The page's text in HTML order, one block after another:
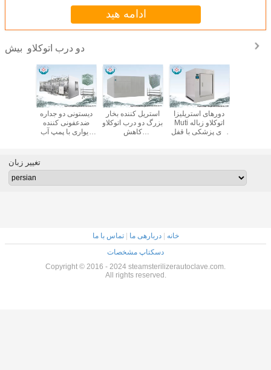
ادامه هید
دو درب اتوکلاو
دیستونی دو جداره
ضدعفونی کننده
دیواری با پمپ آب
استریل کننده بخار
بزرگ دو درب اتوکلاو
کاهش
دورهای استریلیزا
Muti اتوکلاو زباله
های پزشکی با قفل
تغییر زبان
خانه |دربارهی ما |تماس با ما
دسکتاپ مشخصات
Copyright © 2016 - 2024 steamsterilizerautoclave.com.
All rights reserved.